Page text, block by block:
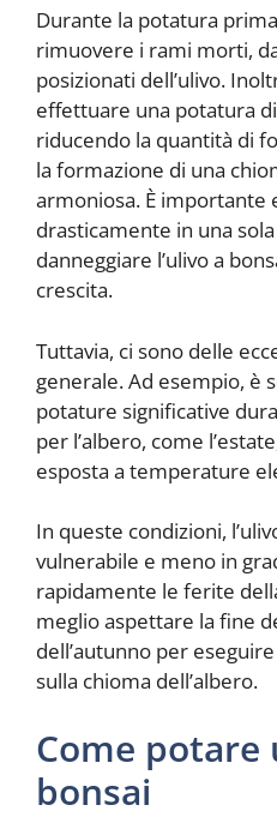
Durante la potatura
rimuovere i rami morti,
posizionati dell’ulivo.
effettuare una potatura
riducendo la quantità di
la formazione di una
armoniosa. È
drasticamente in una
danneggiare l’ulivo a
crescita.
Tuttavia, ci sono delle
generale. Ad esempio, è
potature significative
per l’albero, come
esposta a temperature
In queste condizioni,
vulnerabile e meno in
rapidamente le ferite
meglio aspettare la fine
dell’autunno per
sulla chioma dell’albero.
Come potare
bonsai